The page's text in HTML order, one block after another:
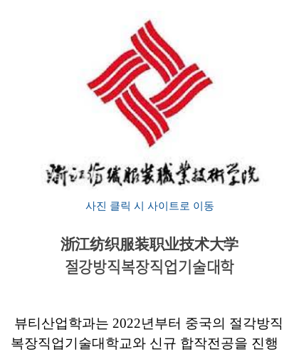
사진 클릭 시 사이트로 이동
浙江纺织服装职业技术大学
절강방직복장직업기술대학
뷰티산업학과는 2022년부터 중국의 절각방직
복장직업기술대학교와 신규 합작전공을 진행